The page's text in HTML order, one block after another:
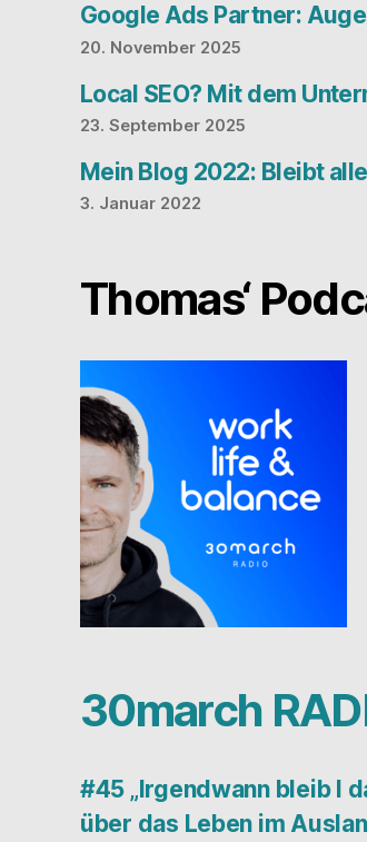
Google Ads Partner:
20. November 2025
Local SEO? Mit dem
23. September 2025
Mein Blog 2022: Bleibt
3. Januar 2022
Thomas‘
30march
#45 „Irgendwann bleib I
über das Leben im